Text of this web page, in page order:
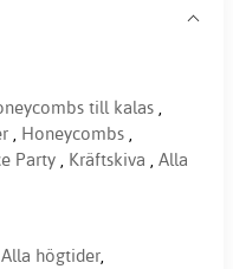
till kalas ,
, Honeycombs ,
Party , Kräftskiva , Alla
Alla högtider,